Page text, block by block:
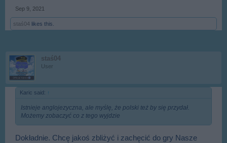
Sep 9, 2021
staś04 likes this.
staś04
User
Karic said: ↑
Istnieje anglojezyczna, ale myślę, że polski też by się przydał.
Możemy zobaczyć co z tego wyjdzie
Dokładnie. Chcę jakoś zbliżyć i zachęcić do gry Nasze